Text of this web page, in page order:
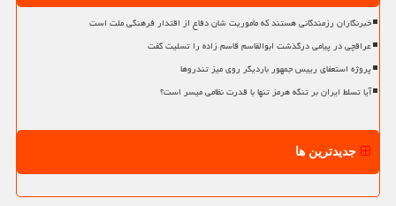
خبرنگاران رزمندگانی هستند که مأموریت شان دفاع از اقتدار فرهنگی ملت است
عراقچی در پیامی درگذشت ابوالقاسم قاسم زاده را تسلیت گفت
پروژه استعفای رییس جمهور باردیگر روی میز تندروها
آیا تسلط ایران بر تنگه هرمز تنها با قدرت نظامی میسر است؟
جدیدترین ها